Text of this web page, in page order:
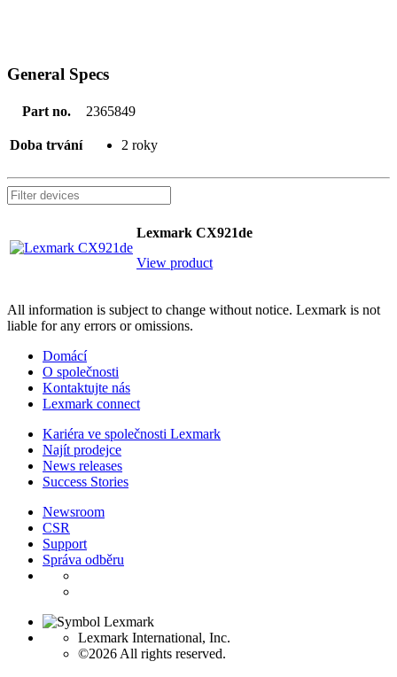
General Specs
Part no. 2365849
Doba trvání 2 roky
Lexmark CX921de
View product
All information is subject to change without notice. Lexmark is not
liable for any errors or omissions.
Domácí
O společnosti
Kontaktujte nás
Lexmark connect
Kariéra ve společnosti Lexmark
Najít prodejce
News releases
Success Stories
Newsroom
CSR
Support
Správa odběru
Lexmark International, Inc.
©2026 All rights reserved.